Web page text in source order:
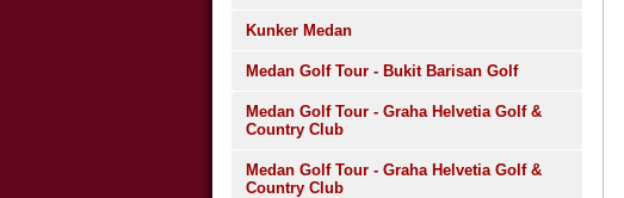
Kunker Medan
Medan Golf Tour - Bukit Barisan Golf
Medan Golf Tour - Graha Helvetia Golf &
Country Club
Medan Golf Tour - Graha Helvetia Golf &
Country Club